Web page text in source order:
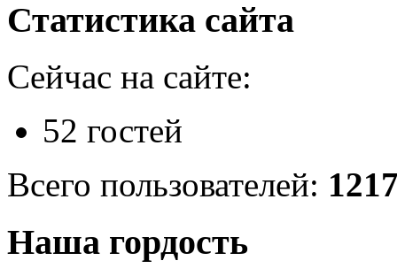
Статистика сайта
Сейчас на сайте:
52 гостей
Всего пользователей:
Наша гордость